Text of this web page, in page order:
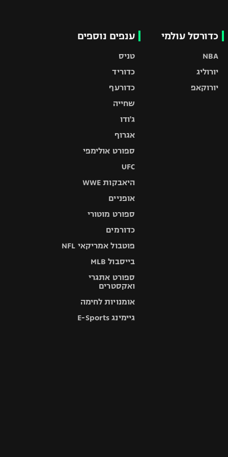
כדורסל עולמי
NBA
יורוליג
יורוקאפ
ענפים נוספים
טניס
כדוריד
כדורעף
שחייה
ג'ודו
אגרוף
ספורט אולימפי
UFC
היאבקות WWE
אופניים
ספורט מוטורי
כדורמים
פוטבול אמריקאי NFL
בייסבול MLB
ספורט אתגרי
ואקסטרים
אומנויות לחימה
גיימינג E-Sports